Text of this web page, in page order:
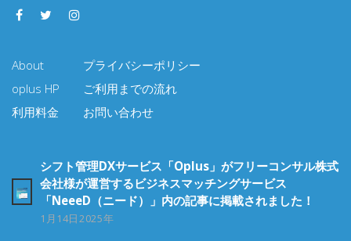
About
oplus HP
利用料金
プライバシーポリシー
ご利用までの流れ
お問い合わせ
シフト管理DXサービス「oplus」がフリーコンサル株式
会社様が運営するビジネスマッチングサービス
「NeeeD（ニード）」内の記事に掲載されました！
1月14日2025年